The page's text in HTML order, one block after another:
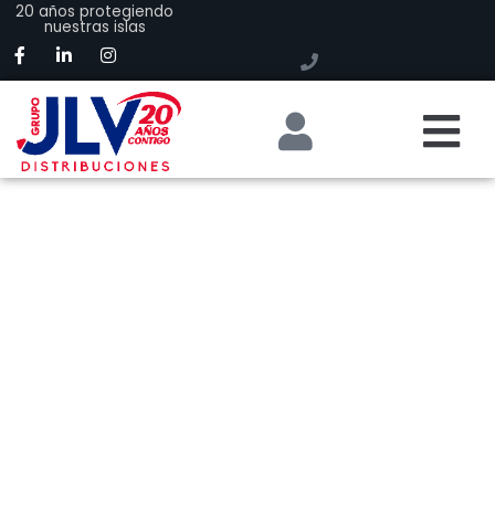
20 años protegiendo
nuestras islas